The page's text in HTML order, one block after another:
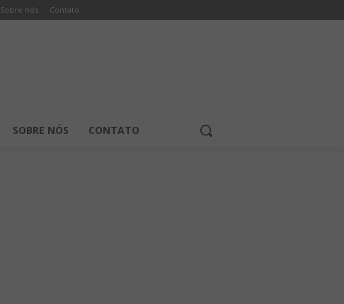
Sobre nós Contato
SOBRE NÓS CONTATO